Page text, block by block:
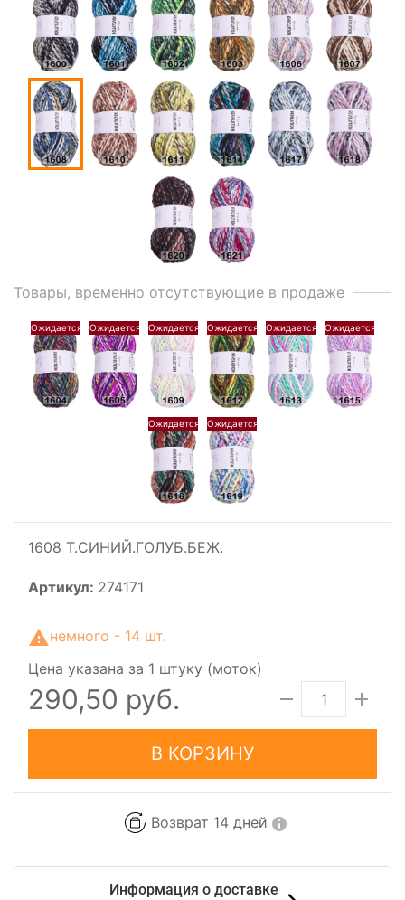
Товары, временно отсутствующие в продаже
1608 Т.СИНИЙ.ГОЛУБ.БЕЖ.
Артикул: 274171
Цена указана за 1 штуку (моток)
немного - 14 шт.
290,50 руб.
В КОРЗИНУ
Возврат 14 дней
Информация о доставке